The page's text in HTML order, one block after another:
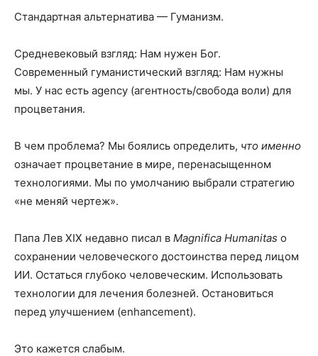
Стандартная альтернатива — Гуманизм.
Средневековый взгляд: Нам нужен Бог.
Современный гуманистический взгляд: Нам нужны
мы. У нас есть agency (агентность/свобода воли) для
процветания.
В чем проблема? Мы боялись определить, что именно
означает процветание в мире, перенасыщенном
технологиями. Мы по умолчанию выбрали стратегию
«не меняй чертеж».
Папа Лев XIX недавно писал в Magnifica Humanitas о
сохранении человеческого достоинства перед лицом
ИИ. Остаться глубоко человеческим. Использовать
технологии для лечения болезней. Остановиться
перед улучшением (enhancement).
Это кажется слабым.